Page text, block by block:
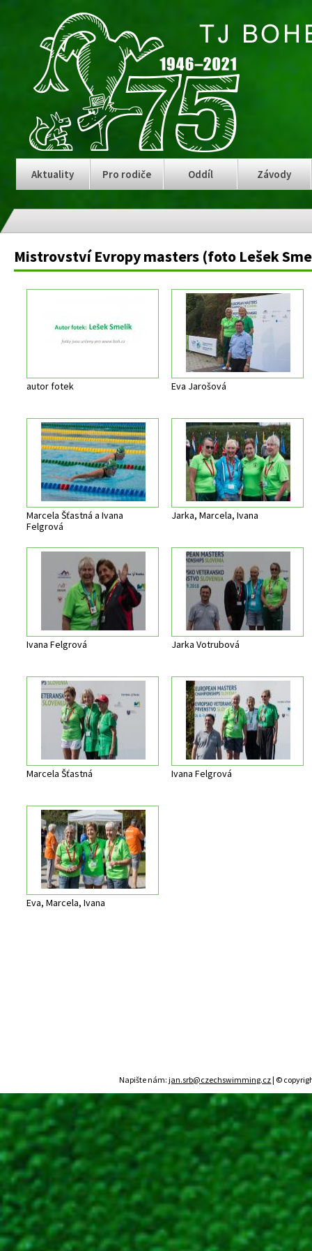
Aktuality Pro rodiče Oddíl Závody
Mistrovství Evropy masters (foto Lešek
autor fotek Eva Jarošová
Marcela Šťastná a Ivana
Felgrová
Jarka, Marcela, Ivana
Ivana Felgrová Jarka Votrubová
Marcela Šťastná Ivana Felgrová
Eva, Marcela, Ivana
Napište nám:jan.srb@czechswimming.cz| ©